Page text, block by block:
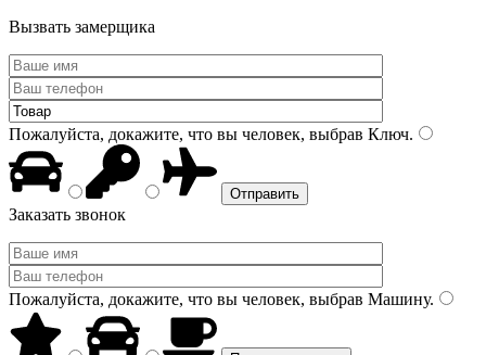
Вызвать замерщика
Пожалуйста, докажите, что вы человек, выбрав Ключ.
Заказать звонок
Пожалуйста, докажите, что вы человек, выбрав Машину.